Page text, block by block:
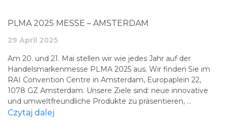
PLMA 2025 MESSE – AMSTERDAM
29 April 2025
Am 20. und 21. Mai stellen wir wie jedes Jahr auf der
Handelsmarkenmesse PLMA 2025 aus. Wir finden Sie im
RAI Convention Centre in Amsterdam, Europaplein 22,
1078 GZ Amsterdam. Unsere Ziele sind: neue innovative
und umweltfreundliche Produkte zu präsentieren, ...
Czytaj dalej